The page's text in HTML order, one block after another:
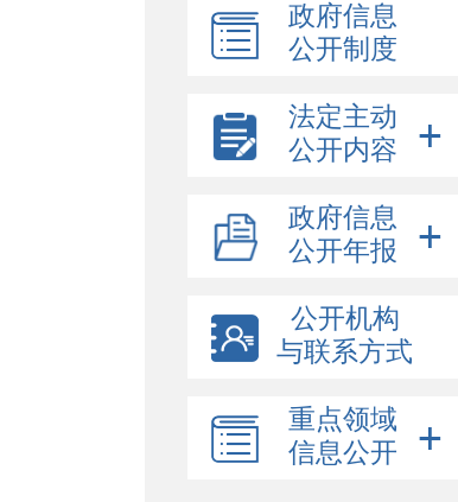
政府信息
公开制度
法定主动
公开内容
政府信息
公开年报
公开机构
与联系方式
重点领域
信息公开